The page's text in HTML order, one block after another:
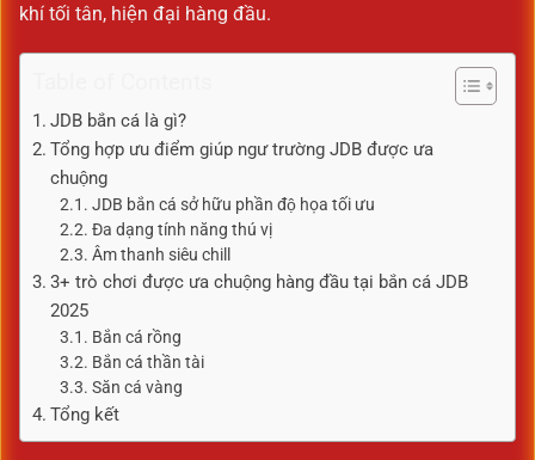
khí tối tân, hiện đại hàng đầu.
JDB bắn cá là gì?
Tổng hợp ưu điểm giúp ngư trường JDB được ưa
chuộng
JDB bắn cá sở hữu phần độ họa tối ưu
Đa dạng tính năng thú vị
Âm thanh siêu chill
3+ trò chơi được ưa chuộng hàng đầu tại bắn cá JDB
2025
Bắn cá rồng
Bắn cá thần tài
Săn cá vàng
Tổng kết